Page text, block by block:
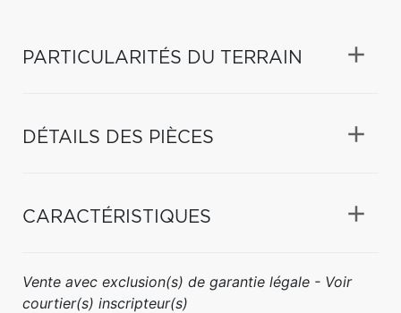
PARTICULARITÉS DU TERRAIN
DÉTAILS DES PIÈCES
CARACTÉRISTIQUES
Vente avec exclusion(s) de garantie légale - Voir
courtier(s) inscripteur(s)